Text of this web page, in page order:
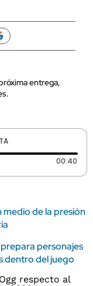
entrega,
00:40
medio de la presión
personajes
dentro del juego